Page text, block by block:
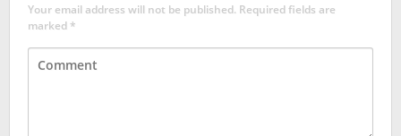
Your email address will not be published. Required fields are
marked*